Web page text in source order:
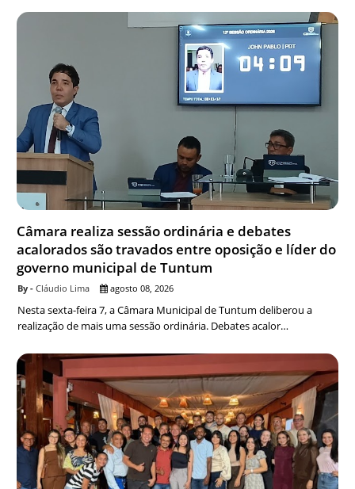
Câmara realiza sessão ordinária e debates
acalorados são travados entre oposição e líder do
governo municipal de Tuntum
Cláudio Lima agosto 08, 2026
Nesta sexta-feira 7, a Câmara Municipal de Tuntum deliberou a
realização de mais uma sessão ordinária. Debates acalor…